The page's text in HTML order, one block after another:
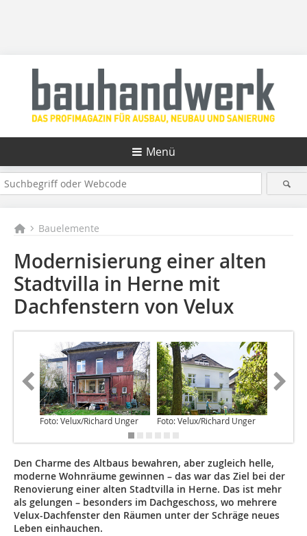
Menü
Bauelemente
Modernisierung einer alten
Stadtvilla in Herne mit
Dachfenstern von Velux
Foto: Velux/Richard Unger Foto: Velux/Richard Unger
Den Charme des Altbaus bewahren, aber zugleich helle,
moderne Wohnräume gewinnen – das war das Ziel bei der
Renovierung einer alten Stadtvilla in Herne. Das ist mehr
als gelungen – besonders im Dachgeschoss, wo mehrere
Velux-Dachfenster den Räumen unter der Schräge neues
Leben einhauchen.